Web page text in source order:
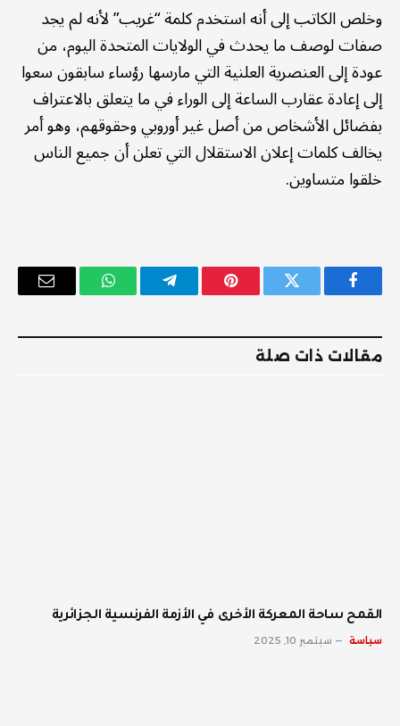
وخلص الكاتب إلى أنه استخدم كلمة “غريب” لأنه لم يجد
صفات لوصف ما يحدث في الولايات المتحدة اليوم، من
عودة إلى العنصرية العلنية التي مارسها رؤساء سابقون سعوا
إلى إعادة عقارب الساعة إلى الوراء في ما يتعلق بالاعتراف
بفضائل الأشخاص من أصل غير أوروبي وحقوقهم، وهو أمر
يخالف كلمات إعلان الاستقلال التي تعلن أن جميع الناس
خلقوا متساوين.
فيسبوك تويتر بينتيريستتيلقرام واتساب
البريد
مقالات ذات صلة
القمح ساحة المعركة الأخرى في الأزمة الفرنسية الجزائرية
سياسة سبتمبر 10, 2025